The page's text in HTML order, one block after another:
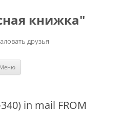
книжка"
друзья
Меню
in mail FROM